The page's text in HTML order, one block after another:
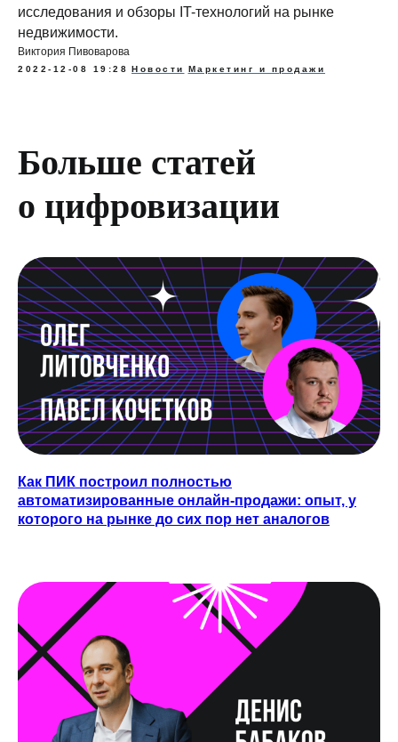
исследования и обзоры IT-технологий на рынке
недвижимости.
Виктория Пивоварова
2022-12-08 19:28 Новости Маркетинг и продажи
Больше статей
о цифровизации
Как ПИК построил полностью
автоматизированные онлайн-продажи: опыт, у
которого на рынке до сих пор нет аналогов